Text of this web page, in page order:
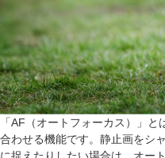
「AF（オートフォーカス）」
合わせる機能です。静止画をシ